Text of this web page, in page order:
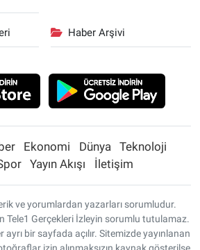
Haber Arşivi
Ekonomi Dünya
Teknoloji
Yayın Akışı İletişim
ve yorumlardan yazarları sorumludur.
Tele1 Gerçekleri İzleyin sorumlu tutulamaz.
bir sayfada açılır. Sitemizde yayınlanan